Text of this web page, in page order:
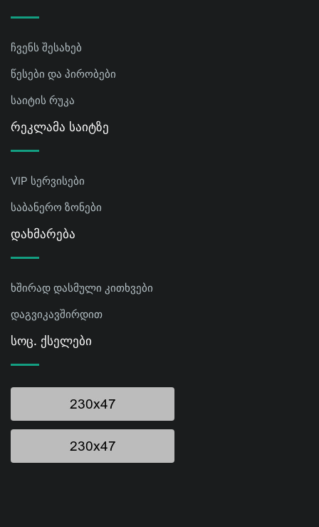
ჩვენს შესახებ
წესები და პირობები
საიტის რუკა
Რეკლამა Საიტზე
VIP სერვისები
საბანერო ზონები
Დახმარება
ხშირად დასმული კითხვები
დაგვიკავშირდით
Სოც. Ქსელები